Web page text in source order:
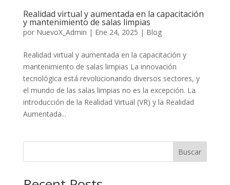
Realidad virtual y aumentada en la capacitación
y mantenimiento de salas limpias
por NuevoX_Admin | Ene 24, 2025 | Blog
Realidad virtual y aumentada en la capacitación y
mantenimiento de salas limpias La innovación
tecnológica está revolucionando diversos sectores, y
el mundo de las salas limpias no es la excepción. La
introducción de la Realidad Virtual (VR) y la Realidad
Aumentada...
Buscar